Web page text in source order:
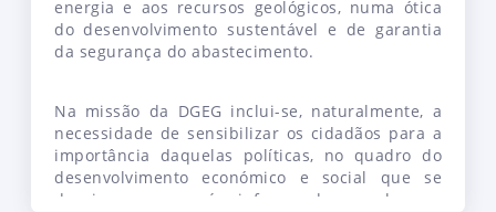
Autoconsumo: venda de energia excedente
Considerações sobre a venda do excedente dos
Decreto-Lei n.º 162/2019, de 25 de outubro
energia e aos recursos geológicos, numa ótica
do desenvolvimento sustentável e de garantia
da segurança do abastecimento.
Na missão da DGEG inclui-se, naturalmente, a
necessidade de sensibilizar os cidadãos para a
importância daquelas políticas, no quadro do
desenvolvimento económico e social que se
deseja para o país, informando-os sobre os